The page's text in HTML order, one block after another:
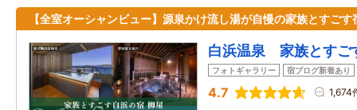
【全室オーシャンビュー】源泉かけ流し湯が自慢の家族とすごす
白浜温泉 家族とす
フォトギャラリー 宿ブログ新着あり
4.7 1,674